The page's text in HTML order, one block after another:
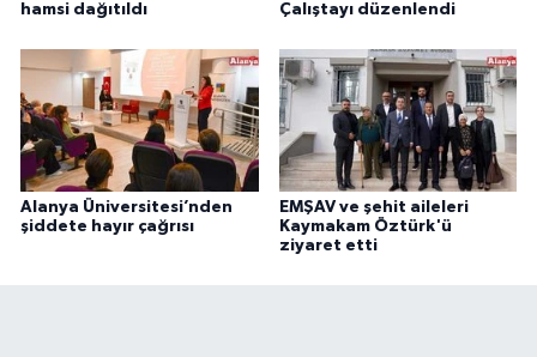
hamsi dağıtıldı
Çalıştayı düzenlendi
Alanya Üniversitesi’nden
şiddete hayır çağrısı
EMŞAV ve şehit aileleri
Kaymakam Öztürk'ü
ziyaret etti